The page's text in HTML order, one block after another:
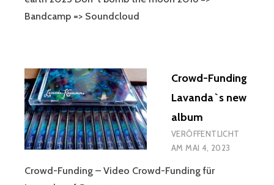
Bandcamp => Soundcloud
Crowd-Funding
Lavanda`s new
album
VERÖFFENTLICHT
AMMAI 4, 2023
Crowd-Funding – Video Crowd-Funding für